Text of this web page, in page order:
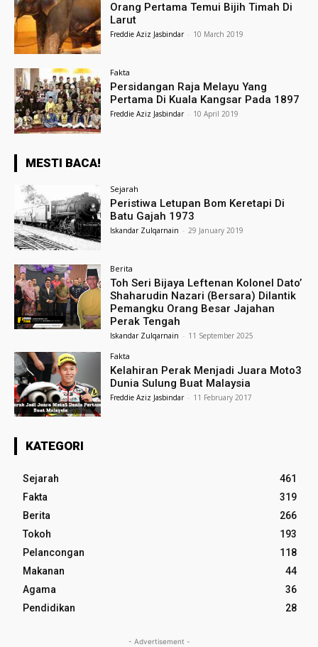
Orang Pertama Temui Bijih Timah Di
Larut
Freddie Aziz Jasbindar - 10 March 2019
Fakta
Persidangan Raja Melayu Yang
Pertama Di Kuala Kangsar Pada 1897
Freddie Aziz Jasbindar - 10 April 2019
MESTI BACA!
Sejarah
Peristiwa Letupan Bom Keretapi Di
Batu Gajah 1973
Iskandar Zulqarnain - 29 January 2019
Berita
Toh Seri Bijaya Leftenan Kolonel Dato’
Shaharudin Nazari (Bersara) Dilantik
Pemangku Orang Besar Jajahan
Perak Tengah
Iskandar Zulqarnain - 11 September 2025
Fakta
Kelahiran Perak Menjadi Juara Moto3
Dunia Sulung Buat Malaysia
Freddie Aziz Jasbindar - 11 February 2017
KATEGORI
Sejarah
461
Fakta
319
Berita
266
Tokoh
193
Pelancongan
118
Makanan
44
Agama
36
Pendidikan
28
- Advertisement -